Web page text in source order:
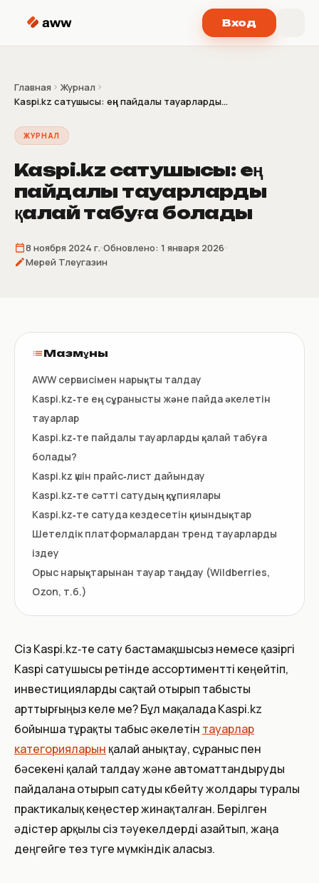
Вход
Главная
Журнал
Kaspi.kz сатушысы: ең пайдалы тауарларды...
ЖУРНАЛ
Kaspi.kz сатушысы: ең
пайдалы тауарларды
қалай табуға болады
8 ноября 2024 г. Обновлено: 1 января 2026
Мерей Тлеугазин
Мазмұны
AWW сервисімен нарықты талдау
Kaspi.kz‑те ең сұранысты және пайда әкелетін
тауарлар
Kaspi.kz‑те пайдалы тауарларды қалай табуға
болады?
Kaspi.kz үшін прайс‑лист дайындау
Kaspi.kz‑те сәтті сатудың құпиялары
Kaspi.kz‑те сатуда кездесетін қиындықтар
Шетелдік платформалардан тренд тауарларды
іздеу
Орыс нарықтарынан тауар таңдау (Wildberries,
Ozon, т.б.)
Сіз Kaspi.kz‑те сату бастамақшысыз немесе қазіргі
Kaspi сатушысы ретінде ассортиментті кеңейтіп,
инвестицияларды сақтай отырып табысты
арттырғыңыз келе ме? Бұл мақалада Kaspi.kz
бойынша тұрақты табыс әкелетін тауарлар
категорияларын қалай анықтау, сұраныс пен
бәсекені қалай талдау және автоматтандыруды
пайдалана отырып сатуды көбейту жолдары туралы
практикалық кеңестер жинақталған. Берілген
әдістер арқылы сіз тәуекелдерді азайтып, жаңа
деңгейге тез өтуге мүмкіндік аласыз.